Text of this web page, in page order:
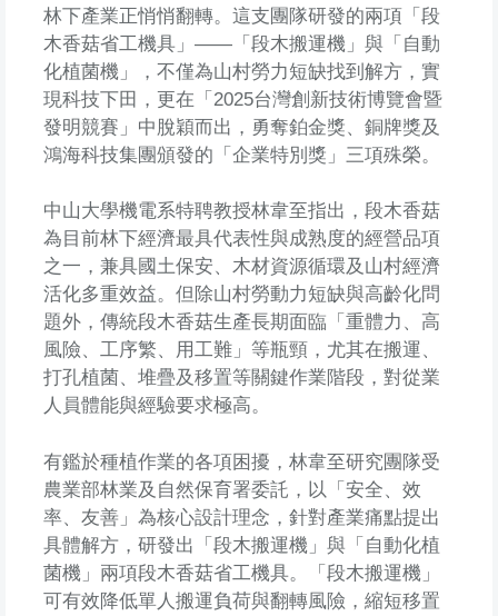
林下產業正悄悄翻轉。這支團隊研發的兩項「段
木香菇省工機具」——「段木搬運機」與「自動
化植菌機」，不僅為山村勞力短缺找到解方，實
現科技下田，更在「2025台灣創新技術博覽會暨
發明競賽」中脫穎而出，勇奪鉑金獎、銅牌獎及
鴻海科技集團頒發的「企業特別獎」三項殊榮。
中山大學機電系特聘教授林韋至指出，段木香菇
為目前林下經濟最具代表性與成熟度的經營品項
之一，兼具國土保安、木材資源循環及山村經濟
活化多重效益。但除山村勞動力短缺與高齡化問
題外，傳統段木香菇生產長期面臨「重體力、高
風險、工序繁、用工難」等瓶頸，尤其在搬運、
打孔植菌、堆疊及移置等關鍵作業階段，對從業
人員體能與經驗要求極高。
有鑑於種植作業的各項困擾，林韋至研究團隊受
農業部林業及自然保育署委託，以「安全、效
率、友善」為核心設計理念，針對產業痛點提出
具體解方，研發出「段木搬運機」與「自動化植
菌機」兩項段木香菇省工機具。「段木搬運機」
可有效降低單人搬運負荷與翻轉風險，縮短移置